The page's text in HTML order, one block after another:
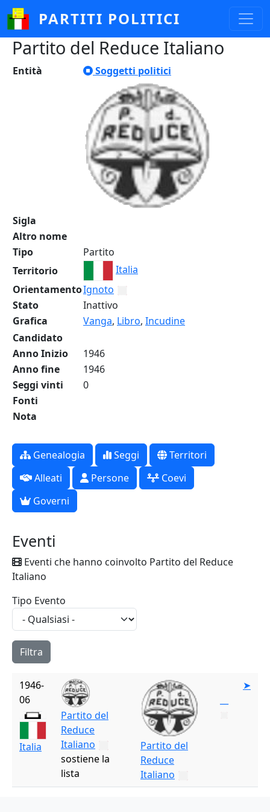
Salta al contenuto principale
PARTITI POLITICI
Partito del Reduce Italiano
Entità Soggetti politici
Sigla
Altro nome
Tipo
Partito
Territorio
Italia
OrientamentoIgnoto
Stato
Inattivo
Grafica
Vanga, Libro, Incudine
Candidato
Anno Inizio
1946
Anno fine
1946
Seggi vinti
0
Fonti
Nota
Genealogia Seggi
Territori
Alleati
Persone
Coevi
Governi
Eventi
Eventi che hanno coinvolto Partito del Reduce
Italiano
Tipo Evento
1946-
06
Italia
Partito del
Reduce
Italiano
sostiene la
lista
Partito del
Reduce
Italiano
➤